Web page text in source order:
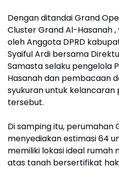
Dengan ditandai Grand
Cluster Grand Al-Hasanah
oleh Anggota DPRD
Syaiful Ardi bersama
Samasta selaku pengelola
Hasanah dan pembacaan
syukuran untuk
tersebut.
Di samping itu, perumahan
menyediakan estimasi 64
memiliki lokasi ideal rumah
atas tanah bersertifikat hak